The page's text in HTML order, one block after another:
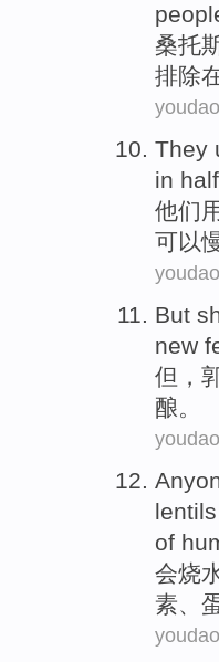
桑托
排除
youdao
They
in half
他们
可以
youdao
But
new
但 ，
酿。
youdao
lentils
of
会烧
素、
youdao